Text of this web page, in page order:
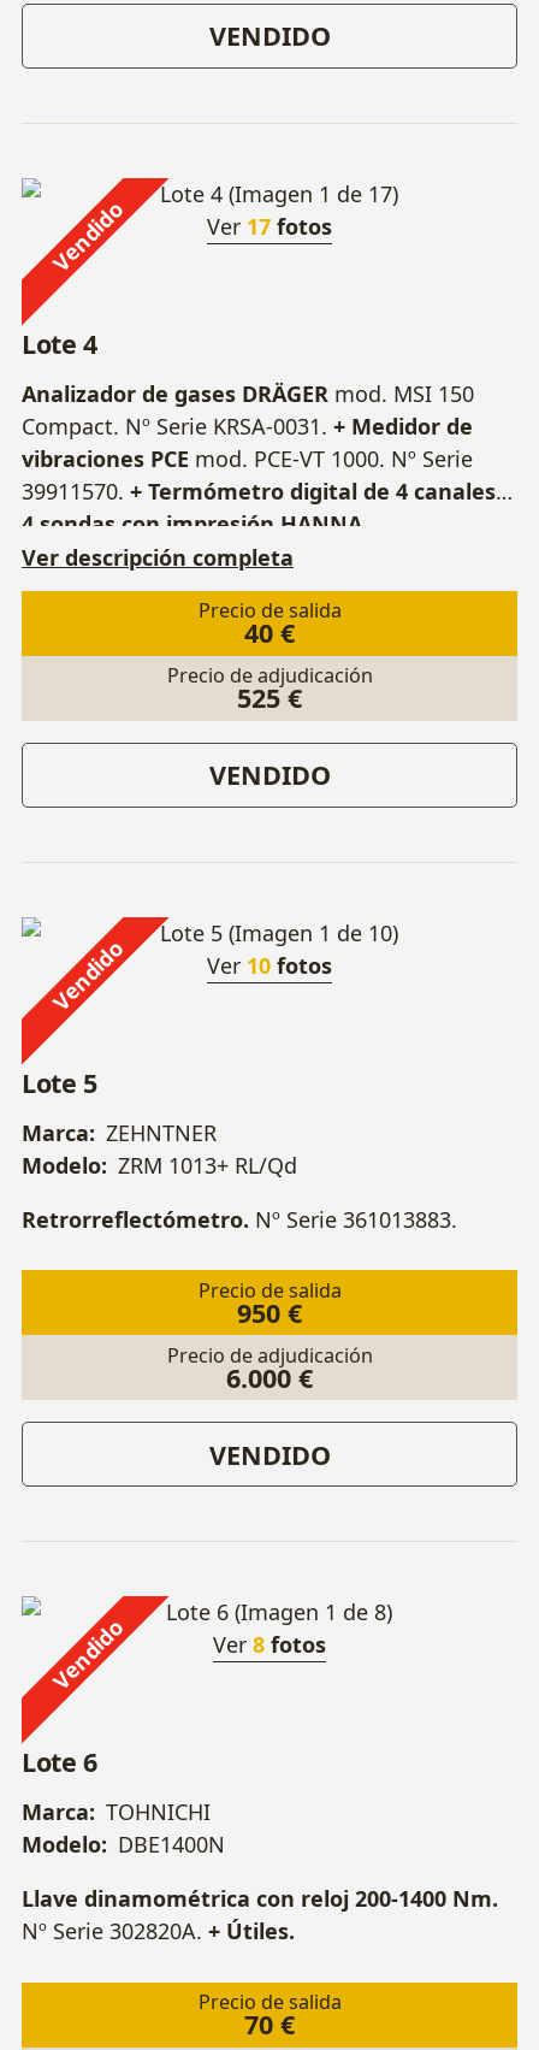
VENDIDO
Vendido Ver 17 fotos
Lote 4
Analizador de gases DRÄGER mod. MSI 150
Compact. Nº Serie KRSA-0031. + Medidor de
vibraciones PCE mod. PCE-VT 1000. Nº Serie
39911570. + Termómetro digital de 4 canales y
4 sondas con impresión HANNA
INSTRUMENTSmod. HI 92704C.
Ver descripción completa
Precio de salida
40 €
Precio de adjudicación
525 €
VENDIDO
Vendido Ver 10 fotos
Lote 5
Marca: ZEHNTNER
Modelo: ZRM 1013+ RL/Qd
Retrorreflectómetro. Nº Serie 361013883.
Precio de salida
950 €
Precio de adjudicación
6.000 €
VENDIDO
Vendido Ver 8 fotos
Lote 6
Marca: TOHNICHI
Modelo: DBE1400N
Llave dinamométrica con reloj 200-1400 Nm.
Nº Serie 302820A. + Útiles.
Precio de salida
70 €